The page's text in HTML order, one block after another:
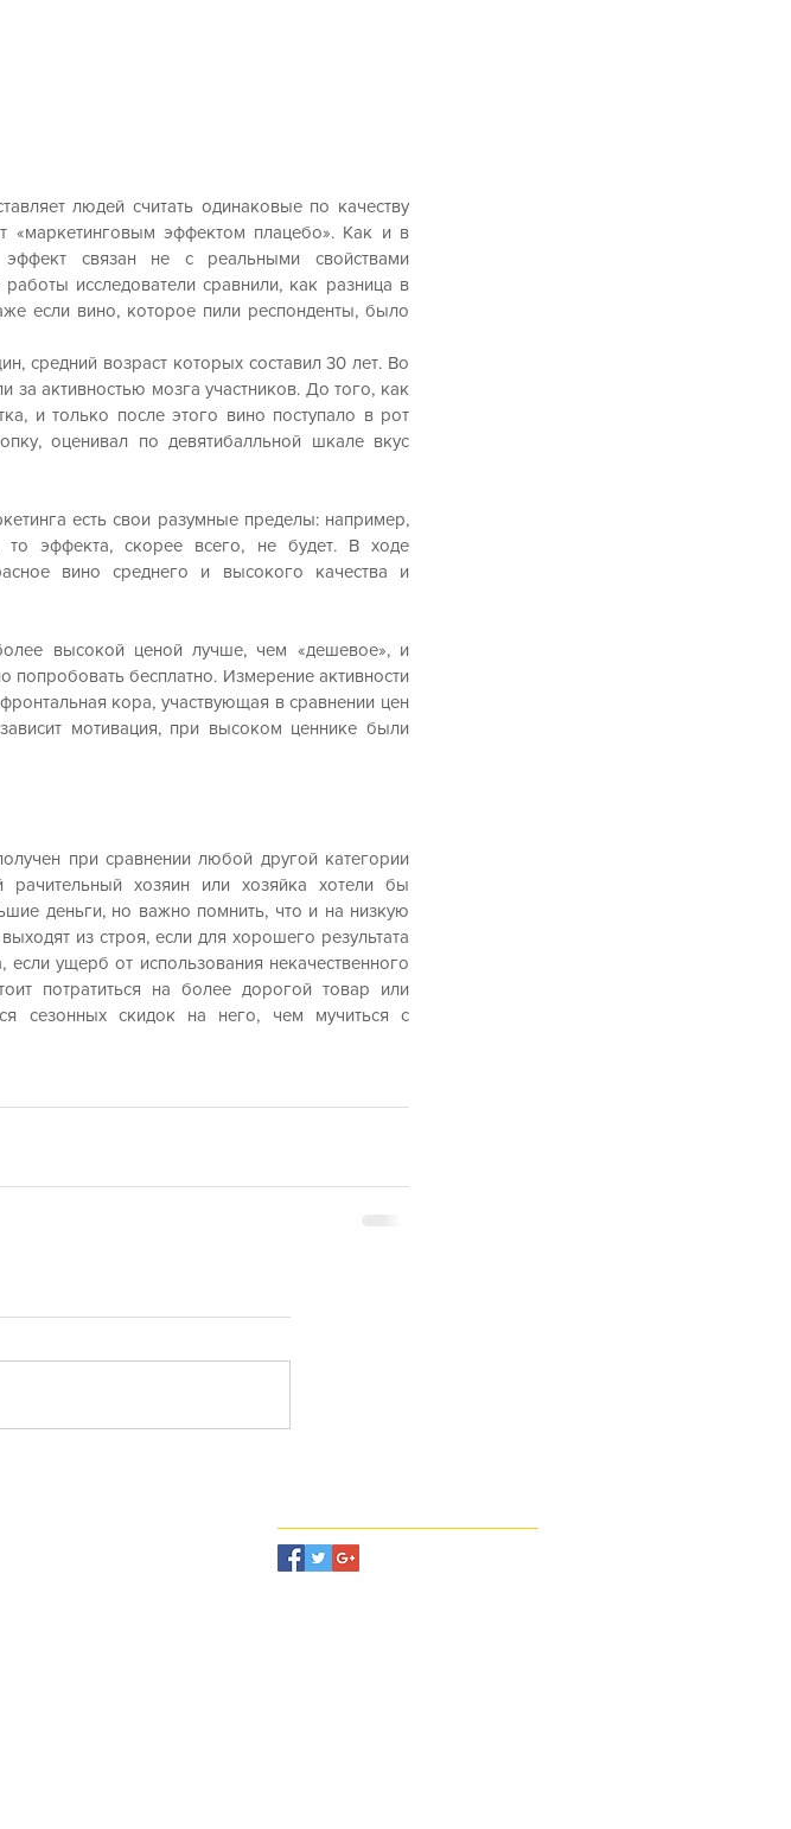
людей считать одинаковые по качеству
«маркетинговым эффектом плацебо». Как и в
эффект связан не с реальными свойствами
исследователи сравнили, как разница в
если вино, которое пили респонденты, было
средний возраст которых составил 30 лет. Во
активностью мозга участников. До того, как
и только после этого вино поступало в рот
оценивал по девятибалльной шкале вкус
есть свои разумные пределы: например,
то эффекта, скорее всего, не будет. В ходе
вино среднего и высокого качества и
высокой ценой лучше, чем «дешевое», и
бесплатно. Измерение активности
кора, участвующая в сравнении цен
мотивация, при высоком ценнике были
при сравнении любой другой категории
хозяин или хозяйка хотели бы
деньги, но важно помнить, что и на низкую
из строя, если для хорошего результата
если ущерб от использования некачественного
потратиться на более дорогой товар или
сезонных скидок на него, чем мучиться с